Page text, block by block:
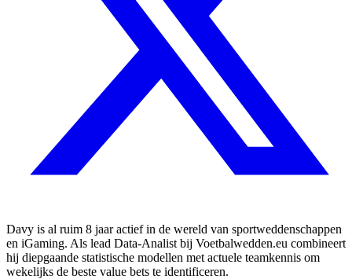
Davy is al ruim 8 jaar actief in de wereld van sportweddenschappen
en iGaming. Als lead Data-Analist bij Voetbalwedden.eu combineert
hij diepgaande statistische modellen met actuele teamkennis om
wekelijks de beste value bets te identificeren.